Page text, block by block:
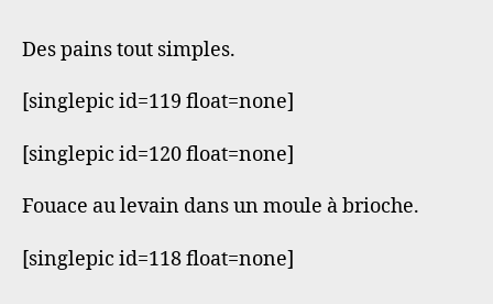
Des pains tout simples.
[singlepic id=119 float=none]
[singlepic id=120 float=none]
Fouace au levain dans un moule à brioche.
[singlepic id=118 float=none]